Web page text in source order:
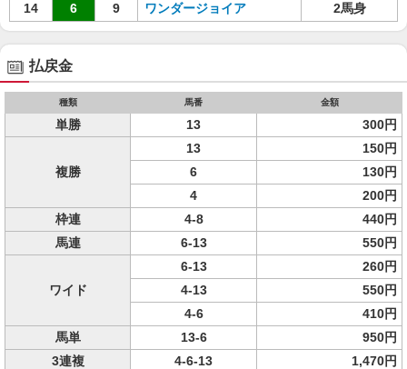
14
6 9 ワンダージョイア 2馬身
払戻金
種類 馬番 金額
単勝 13 300円
複勝
13
150円
6
130円
4
200円
枠連
4-8
440円
馬連
6-13 550円
ワイド
6-13
260円
4-13
550円
4-6
410円
馬単
13-6
950円
3連複
4-6-13
1,470円